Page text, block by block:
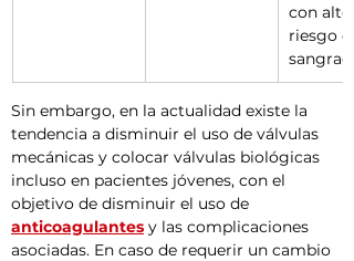
con alto
riesgo de
sangrado
Sin embargo, en la actualidad existe la
tendencia a disminuir el uso de válvulas
mecánicas y colocar válvulas biológicas
incluso en pacientes jóvenes, con el
objetivo de disminuir el uso de
anticoagulantes y las complicaciones
asociadas. En caso de requerir un cambio